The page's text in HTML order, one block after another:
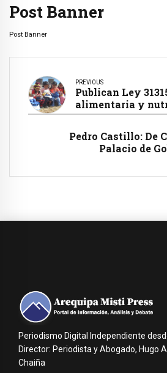
Post Banner
Post Banner
PREVIOUS
Publican Ley
alimentaria y
Pedro Castillo: De
Palacio de
Periodismo Digital Independiente
Director: Periodista y Abogado, Hugo
Chaiña